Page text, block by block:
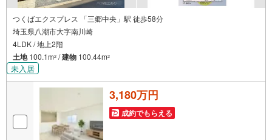
つくばエクスプレス 「三郷中央」駅 徒歩58分
埼玉県八潮市大字南川崎
4LDK / 地上2階
土地100.1m2 /建物 100.44m2
未入居
3,180万円
成約でもらえる